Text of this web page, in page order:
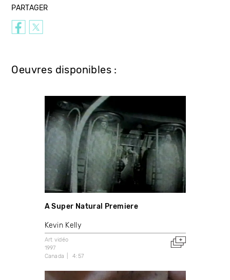
PARTAGER
Oeuvres disponibles :
A Super Natural Premiere
Kevin Kelly
Art vidéo
1997
Canada
4:57